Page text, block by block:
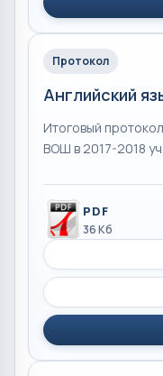
Протокол
Английский
Итоговый
ВОШ в 2017-2018
PDF
36 Кб